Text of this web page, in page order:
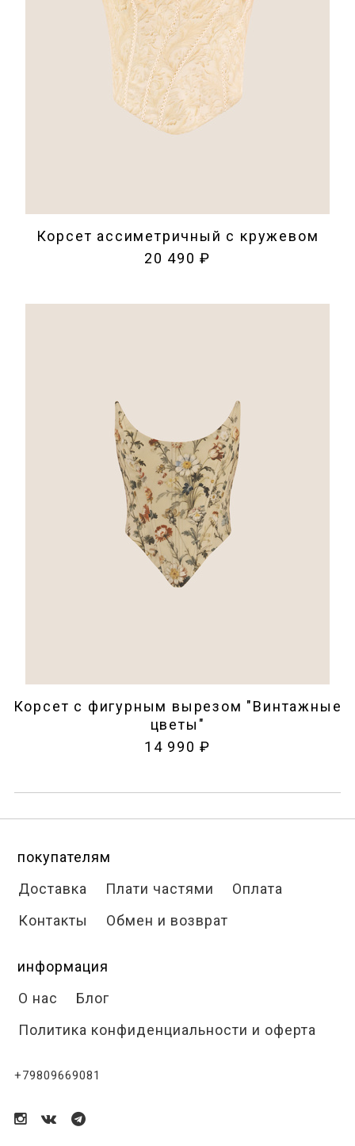
Корсет ассиметричный с кружевом
20 490 ₽
Корсет c фигурным вырезом "Винтажные
цветы"
14 990 ₽
покупателям
Доставка
Плати частями
Оплата
Контакты
Обмен и возврат
информация
О нас
Блог
Политика конфиденциальности и оферта
+79809669081